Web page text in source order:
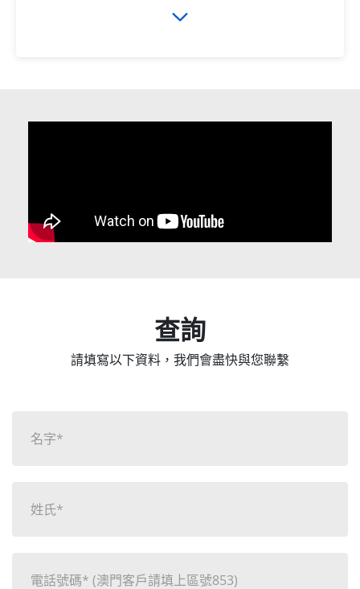
查詢
請填寫以下資料，我們會盡快與您聯繫